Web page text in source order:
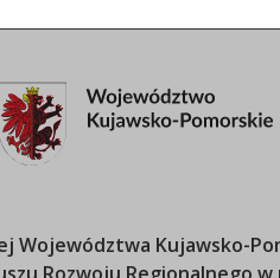
Województwa Kujawsko-